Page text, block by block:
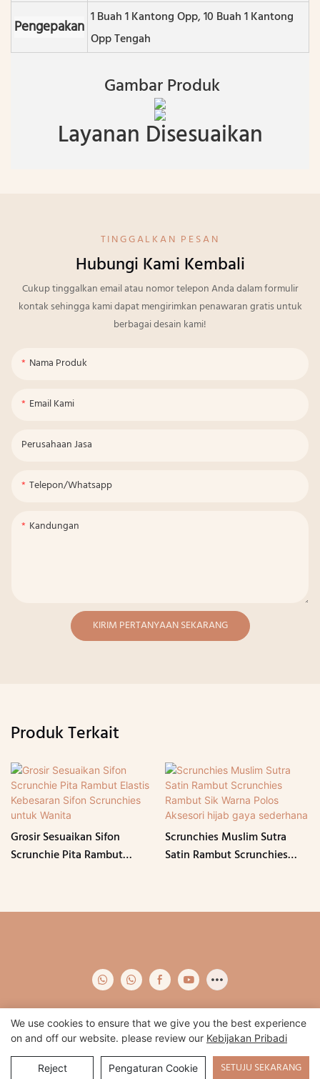
Pengepakan 1 Buah 1 Kantong Opp, 10 Buah 1 Kantong
Opp Tengah
Gambar Produk
Layanan Disesuaikan
TINGGALKAN PESAN
Hubungi Kami Kembali
Cukup tinggalkan email atau nomor telepon Anda dalam formulir
kontak sehingga kami dapat mengirimkan penawaran gratis untuk
berbagai desain kami!
Nama Produk
Email Kami
Perusahaan Jasa
Telepon/whatsapp
Kandungan
KIRIM PERTANYAAN SEKARANG
Produk Terkait
Grosir Sesuaikan Sifon
Scrunchie Pita Rambut
Scrunchies Muslim Sutra
Satin Rambut Scrunchies
sederhana
Hak Cipta © 2024 Qidian -www.qidianapparel.com| Peta Situs
Kebijakan pribadi
We use cookies to ensure that we give you the best experience
on and off our website. please review our Kebijakan Pribadi
Reject Pengaturan Cookie SETUJU SEKARANG